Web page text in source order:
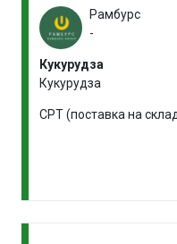
Рамбурс
-
Кукурудза
Кукурудза
CPT (поставка на